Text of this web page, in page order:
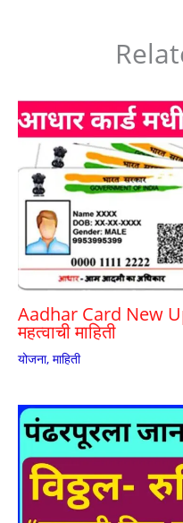
o
k
Aadhar Card New
महत्वाची माहिती
योजना, माहिती